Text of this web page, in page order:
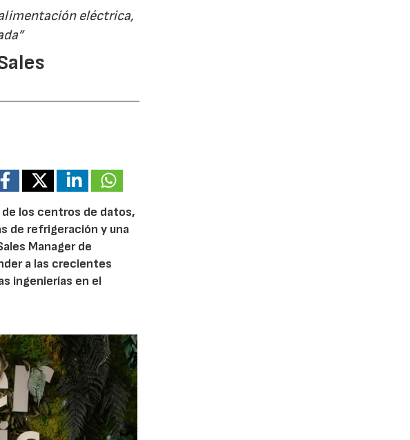
eléctrica,
los centros de datos,
de refrigeración y una
Manager de
a las crecientes
ingenierías en el